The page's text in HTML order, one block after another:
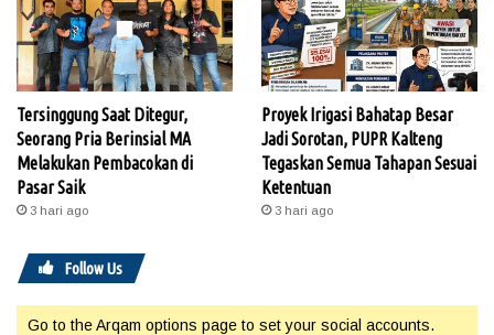
Tersinggung Saat Ditegur,
Seorang Pria Berinsial MA
Melakukan Pembacokan di
Pasar Saik
3 hari ago
Proyek Irigasi Bahatap Besar
Jadi Sorotan, PUPR Kalteng
Tegaskan Semua Tahapan Sesuai
Ketentuan
3 hari ago
Follow Us
Go to the Arqam options page to set your social accounts.